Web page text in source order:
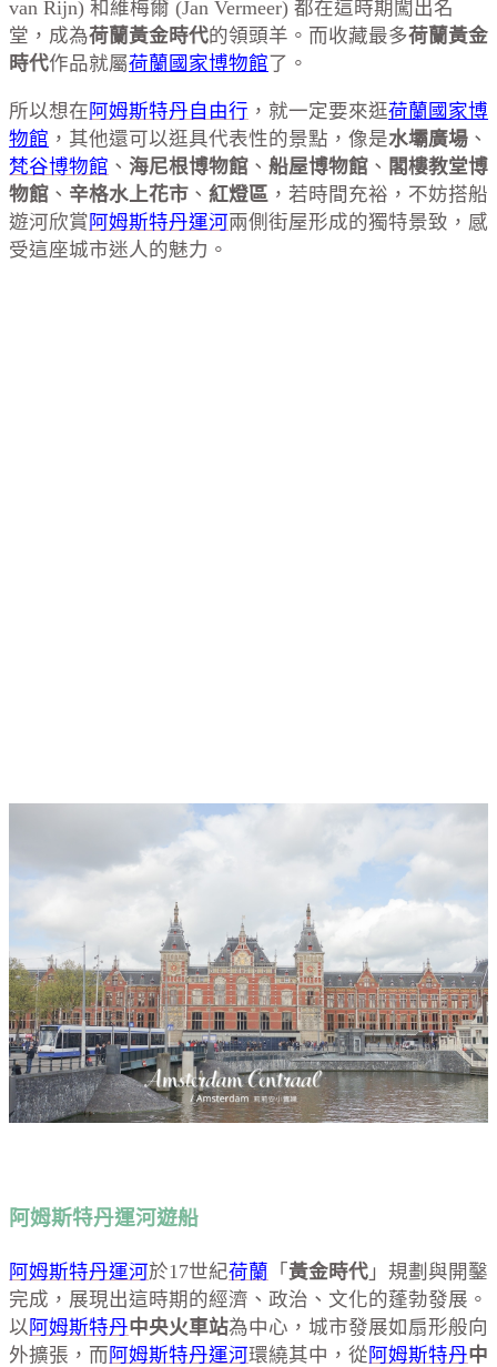
van Rijn) 和維梅爾 (Jan Vermeer) 都在這時期闖出名
堂，成為荷蘭黃金時代的領頭羊。而收藏最多荷蘭黃金
時代作品就屬荷蘭國家博物館了。
所以想在阿姆斯特丹自由行 ，就一定要來逛荷蘭國家博
物館 ，其他還可以逛具代表性的景點，像是水壩廣場 、
梵谷博物館 、 海尼根博物館 、 船屋博物館 、 閣樓教堂博
物館 、 辛格水上花市 、 紅燈區 ，若時間充裕，不妨搭船
遊河欣賞阿姆斯特丹運河兩側街屋形成的獨特景致，感
受這座城市迷人的魅力。
阿姆斯特丹運河遊船
阿姆斯特丹運河於17世紀荷蘭 「黃金時代 」規劃與開鑿
完成，展現出這時期的經濟、政治、文化的蓬勃發展。
以 阿姆斯特丹中央火車站為中心，城市發展如扇形般向
外擴張，而阿姆斯特丹運河環繞其中，從阿姆斯特丹中